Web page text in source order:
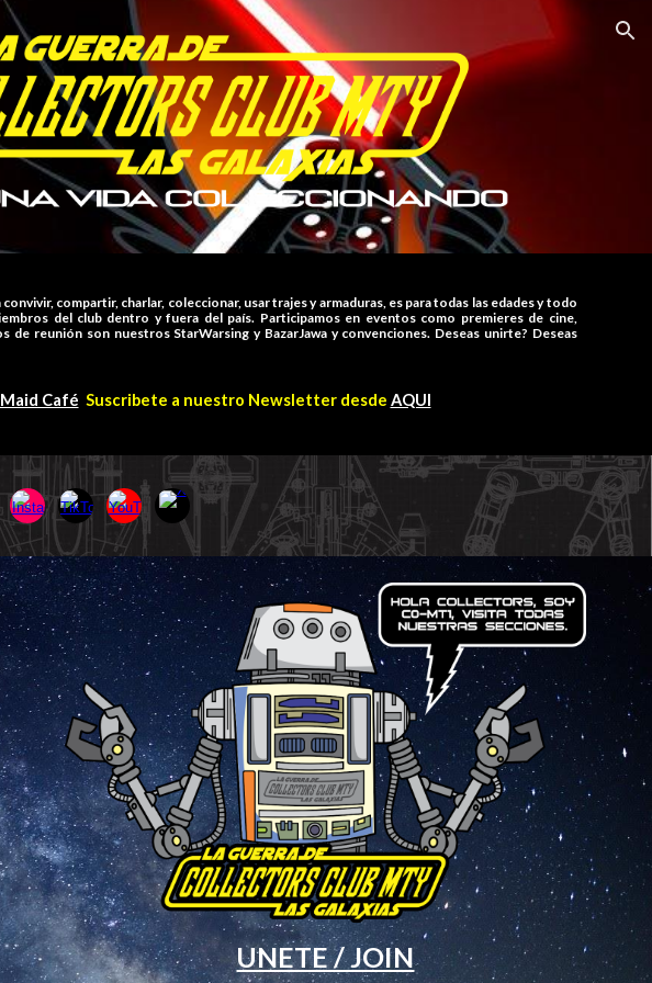
Skip to navigation
compartir, charlar, coleccionar, usar trajes y armaduras, es para todas las edades y todo
del club dentro y fuera del país. Participamos en eventos como premieres de cine,
reunión son nuestros StarWarsing y BazarJawa y convenciones. Deseas unirte? Deseas
Café Suscribete a nuestro Newsletter desde AQUI
UNETE / JOIN